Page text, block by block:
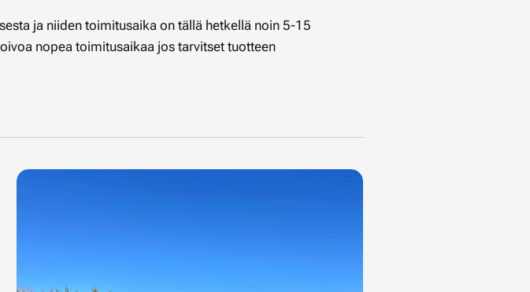
ja niiden toimitusaika on tällä hetkellä noin 5-15
nopea toimitusaikaa jos tarvitset tuotteen